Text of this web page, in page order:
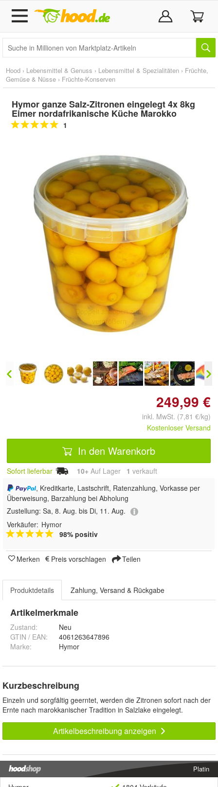
Hood › Lebensmittel & Genuss › Lebensmittel & Spezialitäten › Früchte,
Gemüse & Nüsse › Früchte-Konserven
Hymor ganze Salz-Zitronen eingelegt 4x 8kg
Eimer nordafrikanische Küche Marokko
1
Doppelt antippen zum
vergrößern
249,99 €
inkl. MwSt. (7,81 €/kg)
Kostenloser Versand
In den Warenkorb
Sofort lieferbar 10+ Auf Lager 1 verkauft
, Kreditkarte, Lastschrift, Ratenzahlung, Vorkasse per
Überweisung, Barzahlung bei Abholung
Zustellung: Sa, 8. Aug. bis Di, 11. Aug.
Verkäufer: Hymor
98% positiv
Merken Preis vorschlagen Teilen
Produktdetails Zahlung, Versand & Rückgabe
Artikelmerkmale
Zustand:
Neu
GTIN / EAN:
4061263647896
Marke:
Hymor
Kurzbeschreibung
Einzeln und sorgfältig geerntet, werden die Zitronen sofort nach der
Ernte nach marokkanischer Tradition in Salzlake eingelegt.
Artikelbeschreibung anzeigen
Platin